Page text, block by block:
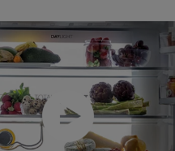
Prehrať video